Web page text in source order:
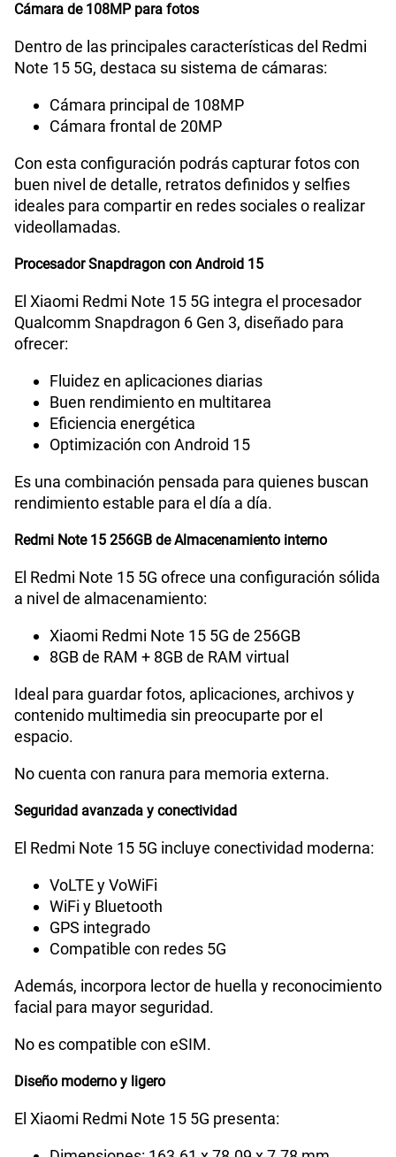
GPS
Reconocimiento Facial
Lector de Huella
VoLTE
VoWiFi
Compatibilidad con eSIM
Cámara de 108MP para fotos
Dentro de las principales características del Redmi
Note 15 5G, destaca su sistema de cámaras:
Cámara principal de 108MP
Cámara frontal de 20MP
Con esta configuración podrás capturar fotos con
buen nivel de detalle, retratos definidos y selfies
ideales para compartir en redes sociales o realizar
videollamadas.
Procesador Snapdragon con Android 15
El Xiaomi Redmi Note 15 5G integra el procesador
Qualcomm Snapdragon 6 Gen 3, diseñado para
ofrecer:
Fluidez en aplicaciones diarias
Buen rendimiento en multitarea
Eficiencia energética
Optimización con Android 15
Es una combinación pensada para quienes buscan
rendimiento estable para el día a día.
Redmi Note 15 256GB de Almacenamiento interno
El Redmi Note 15 5G ofrece una configuración sólida
a nivel de almacenamiento:
Xiaomi Redmi Note 15 5G de 256GB
8GB de RAM + 8GB de RAM virtual
Ideal para guardar fotos, aplicaciones, archivos y
contenido multimedia sin preocuparte por el
espacio.
No cuenta con ranura para memoria externa.
Seguridad avanzada y conectividad
El Redmi Note 15 5G incluye conectividad moderna:
VoLTE y VoWiFi
WiFi y Bluetooth
GPS integrado
Compatible con redes 5G
Además, incorpora lector de huella y reconocimiento
facial para mayor seguridad.
No es compatible con eSIM.
Diseño moderno y ligero
El Xiaomi Redmi Note 15 5G presenta: